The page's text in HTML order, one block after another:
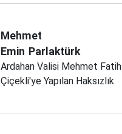
Mehmet
Emin Parlaktürk
Ardahan Valisi Mehmet Fatih
Çiçekli'ye Yapılan Haksızlık